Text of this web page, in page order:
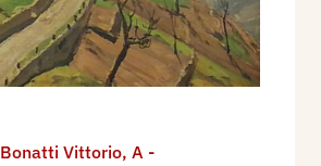
Bonatti Vittorio, A -